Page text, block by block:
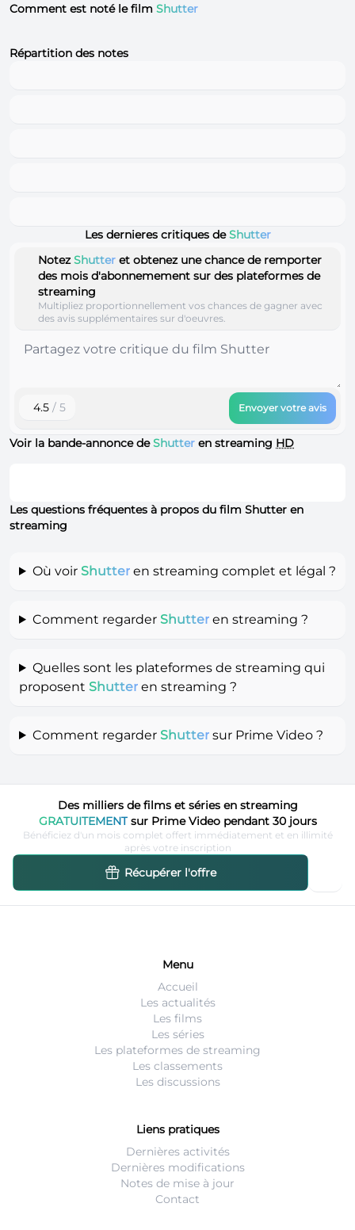
Comment est noté le film Shutter
Répartition des notes
Les dernieres critiques deShutter
NotezShutter et obtenez une chance de remporter
des mois d'abonnemement sur des plateformes de
streaming
Multipliez proportionnellement vos chances de gagner avec
des avis supplémentaires sur d'oeuvres.
4.5 / 5 Envoyer votre avis
Voir la bande-annonce deShutter en streaming HD
Les questions fréquentes à propos du film Shutter en
streaming
Où voir Shutteren streaming complet et légal ?
Comment regarder Shutteren streaming ?
Quelles sont les plateformes de streaming qui
proposent Shutter en streaming ?
Comment regarder Shuttersur Prime Video ?
Des milliers de films et séries en streaming
GRATUITEMENTsur Prime Video pendant 30 jours
Bénéficiez d'un mois complet offert immédiatement et en illimité
après votre inscription
Récupérer l'offre
Menu
Accueil
Les actualités
Les films
Les séries
Les plateformes de streaming
Les classements
Les discussions
Liens pratiques
Dernières activités
Dernières modifications
Notes de mise à jour
Contact